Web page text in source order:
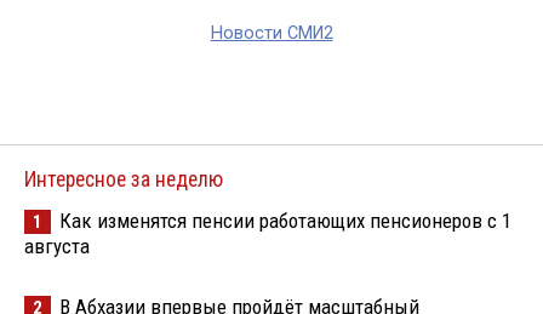
Новости СМИ2
Интересное за неделю
1
Как изменятся пенсии работающих пенсионеров с 1
августа
2
В Абхазии впервые пройдёт масштабный